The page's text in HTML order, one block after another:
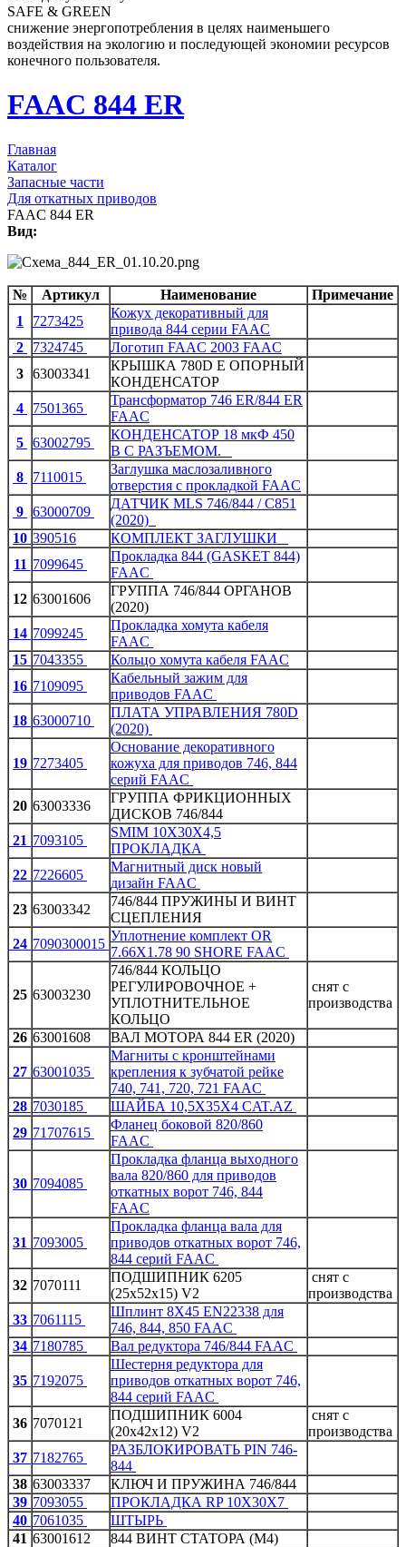
SAFE & GREEN
снижение энергопотребления в целях наименьшего
воздействия на экологию и последующей экономии ресурсов
конечного пользователя.
FAAC 844 ER
Главная
Каталог
Запасные части
Для откатных приводов
FAAC 844 ER
Вид:
№ Артикул Наименование
Примечание
1
7273425
Кожух декоративный для
привода 844 серии FAAC
2
7324745
Логотип FAAC 2003 FAAC
3 63003341
КРЫШКА 780D E ОПОРНЫЙ
КОНДЕНСАТОР
4
7501365
Трансформатор 746 ER/844 ER
FAAC
5 63002795
КОНДЕНСАТОР 18 мкФ 450
В С РАЗЪЕМОМ.
8
7110015
Заглушка маслозаливного
отверстия с прокладкой FAAC
9 63000709
ДАТЧИК MLS 746/844 / C851
(2020)
10 390516
КОМПЛЕКТ ЗАГЛУШКИ
11 7099645
Прокладка 844 (GASKET 844)
FAAC
12 63001606
ГРУППА 746/844 ОРГАНОВ
(2020)
14 7099245
Прокладка хомута кабеля
FAAC
15 7043355
Кольцо хомута кабеля FAAC
16 7109095
Кабельный зажим для
приводов FAAC
18 63000710
ПЛАТА УПРАВЛЕНИЯ 780D
(2020)
19 7273405
Основание декоративного
кожуха для приводов 746, 844
серий FAAC
20 63003336
ГРУППА ФРИКЦИОННЫХ
ДИСКОВ 746/844
21 7093105
SMIM 10X30X4,5
ПРОКЛАДКА
22 7226605
Магнитный диск новый
дизайн FAAC
23 63003342
746/844 ПРУЖИНЫ И ВИНТ
СЦЕПЛЕНИЯ
24 7090300015
Уплотнение комплект OR
7.66X1.78 90 SHORE FAAC
25 63003230
746/844 КОЛЬЦО
РЕГУЛИРОВОЧНОЕ +
УПЛОТНИТЕЛЬНОЕ
КОЛЬЦО
снят с
производства
26 63001608 ВАЛ МОТОРА 844 ER (2020)
27 63001035
Магниты с кронштейнами
крепления к зубчатой рейке
740, 741, 720, 721 FAAC
28 7030185
ШАЙБА 10,5X35X4 CAT.AZ
29 71707615
Фланец боковой 820/860
FAAC
30 7094085
Пpoклaдкa флaнцa выxoднoгo
вaлa 820/860 для пpивoдoв
oткaтныx вopoт 746, 844
FAAC
31 7093005
Прокладка фланца вала для
пpивoдoв oткaтныx вopoт 746,
844 cepий FAAC
32 7070111
ПОДШИПНИК 6205
(25x52x15) V2
снят с
производства
33 7061115
Шплинт 8X45 EN22338 для
746, 844, 850 FAAC
34 7180785 Вал редуктора 746/844 FAAC
35 7192075
Шecтepня peдуктopa для
пpивoдoв oткaтныx вopoт 746,
844 cepий FAAC
36 7070121
ПОДШИПНИК 6004
(20x42x12) V2
снят с
производства
37 7182765
РАЗБЛОКИРОВАТЬ PIN 746-
844
38 63003337
КЛЮЧ И ПРУЖИНА 746/844
39 7093055
ПРОКЛАДКА RP 10X30X7
40 7061035
ШТЫРЬ
41 63001612 844 ВИНТ СТАТОРА (M4)